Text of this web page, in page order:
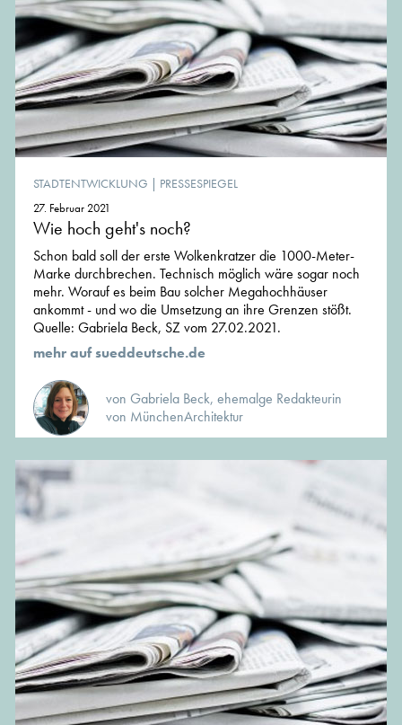
STADTENTWICKLUNG | PRESSESPIEGEL
27. Februar 2021
Wie hoch geht's noch?
Schon bald soll der erste Wolkenkratzer die 1000-Meter-
Marke durchbrechen. Technisch möglich wäre sogar noch
mehr. Worauf es beim Bau solcher Megahochhäuser
ankommt - und wo die Umsetzung an ihre Grenzen stößt.
Quelle: Gabriela Beck, SZ vom 27.02.2021.
mehr auf sueddeutsche.de
von Gabriela Beck, ehemalge Redakteurin
von MünchenArchitektur